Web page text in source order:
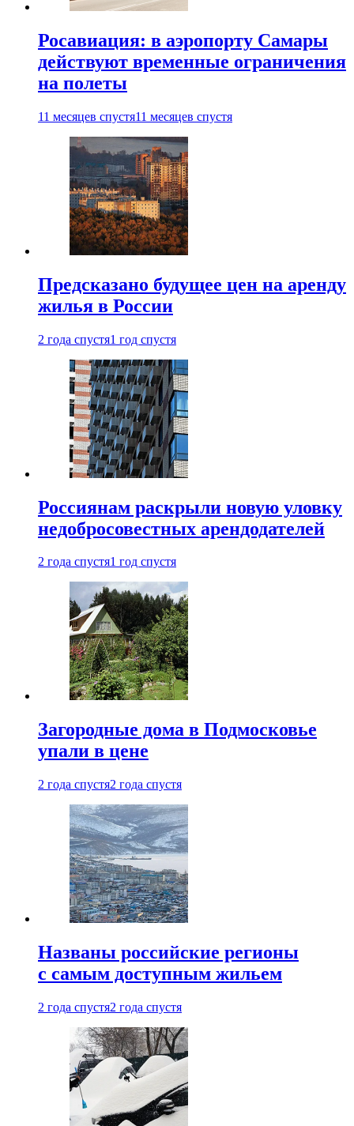
Росавиация: в аэропорту Самары
действуют временные ограничения
на полеты
11 месяцев спустя11 месяцев спустя
Предсказано будущее цен на аренду
жилья в России
2 года спустя1 год спустя
Россиянам раскрыли новую уловку
недобросовестных арендодателей
2 года спустя1 год спустя
Загородные дома в Подмосковье
упали в цене
2 года спустя2 года спустя
Названы российские регионы
с самым доступным жильем
2 года спустя2 года спустя